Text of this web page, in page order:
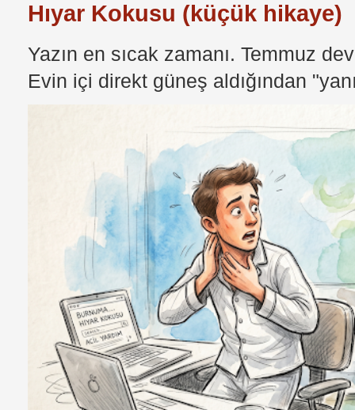
Hıyar Kokusu (küçük hikaye)
Yazın en sıcak zamanı. Temmuz
Evin içi direkt güneş aldığından